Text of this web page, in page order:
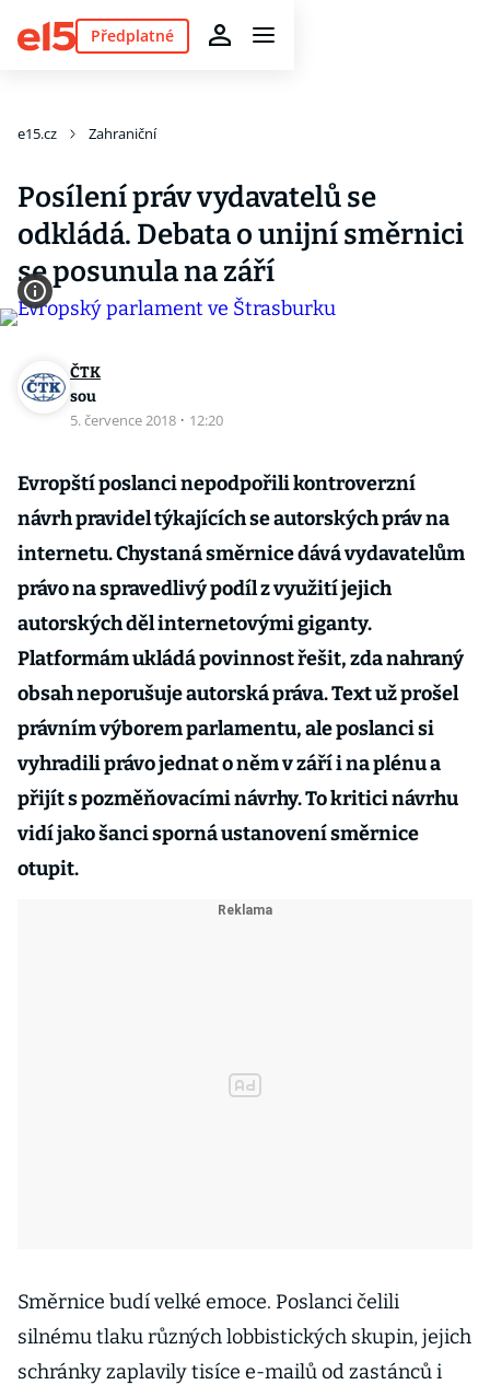
Předplatné
e15.cz Zahraniční
Posílení práv vydavatelů se
odkládá. Debata o unijní směrnici
se posunula na září
ČTK
sou
5. července 2018 · 12:20
Evropští poslanci nepodpořili kontroverzní
návrh pravidel týkajících se autorských práv na
internetu. Chystaná směrnice dává vydavatelům
právo na spravedlivý podíl z využití jejich
autorských děl internetovými giganty.
Platformám ukládá povinnost řešit, zda nahraný
obsah neporušuje autorská práva. Text už prošel
právním výborem parlamentu, ale poslanci si
vyhradili právo jednat o něm v září i na plénu a
přijít s pozměňovacími návrhy. To kritici návrhu
vidí jako šanci sporná ustanovení směrnice
otupit.
Směrnice budí velké emoce. Poslanci čelili
silnému tlaku různých lobbistických skupin, jejich
schránky zaplavily tisíce e-mailů od zastánců i